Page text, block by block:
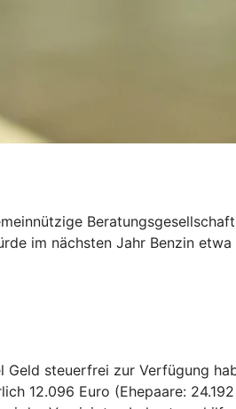
Beratungsgesellschaft
im nächsten Jahr Benzin etwa
steuerfrei zur Verfügung
12.096 Euro (Ehepaare: